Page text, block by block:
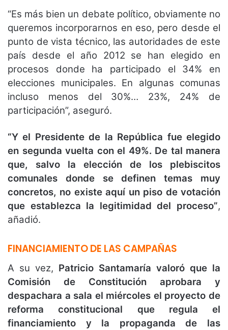
“Es más bien un debate político, obviamente no
queremos incorporarnos en eso, pero desde el
punto de vista técnico, las autoridades de este
país desde el año 2012 se han elegido en
procesos donde ha participado el 34% en
elecciones municipales. En algunas comunas
incluso menos del 30%… 23%, 24% de
participación”, aseguró.
“Y el Presidente de la República fue elegido
en segunda vuelta con el 49%. De tal manera
que, salvo la elección de los plebiscitos
comunales donde se definen temas muy
concretos, no existe aquí un piso de votación
que establezca la legitimidad del proceso”,
añadió.
FINANCIAMIENTO DE LAS CAMPAÑAS
A su vez, Patricio Santamaría valoró que la
Comisión de Constitución aprobara y
despachara a sala el miércoles el proyecto de
reforma constitucional que regula el
financiamiento y la propaganda de las